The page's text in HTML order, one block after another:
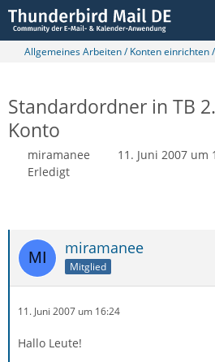
Allgemeines Arbeiten / Konten einrichten
Standardordner in TB
Konto
miramanee 11. Juni 2007 um
Erledigt
miramanee
Mitglied
11. Juni 2007 um 16:24
Hallo Leute!